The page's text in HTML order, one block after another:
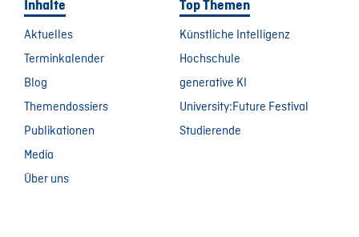
Inhalte
Aktuelles
Terminkalender
Blog
Themendossiers
Publikationen
Media
Über uns
Top Themen
Künstliche Intelligenz
Hochschule
generative KI
University:Future Festival
Studierende